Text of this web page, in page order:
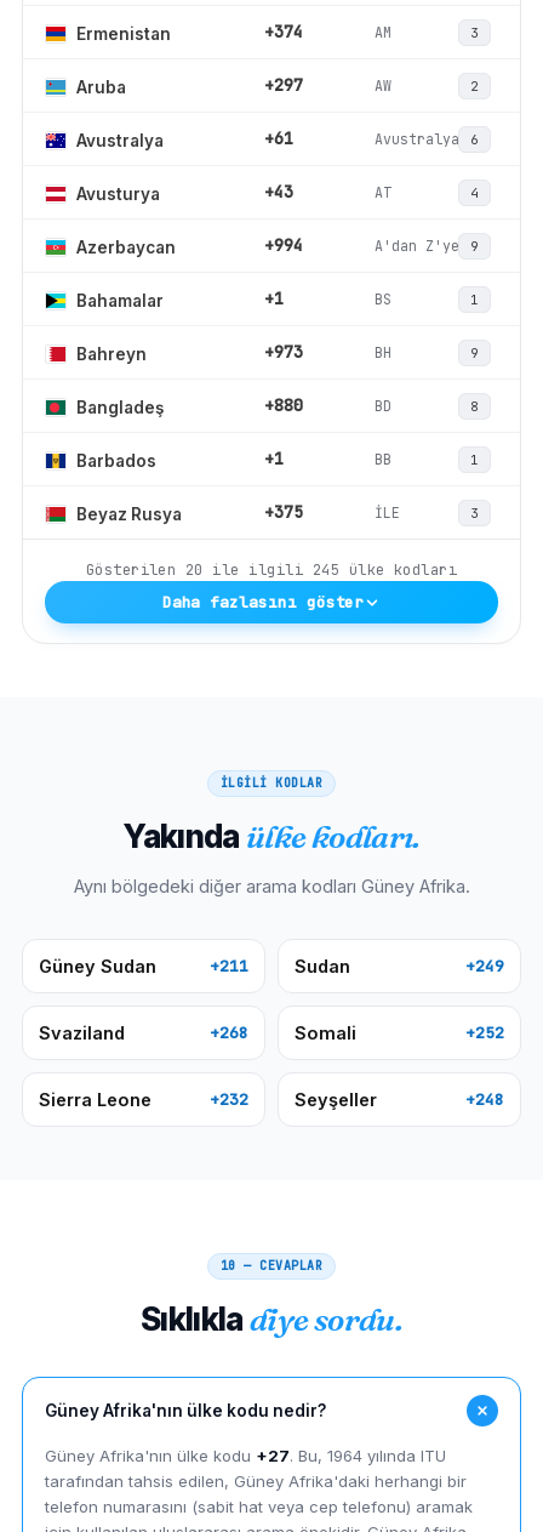
Ermenistan +374 AM 3
Aruba +297 AW 2
Avustralya +61 Avustralya 6
Avusturya +43 AT 4
Azerbaycan +994 A'dan Z'ye 9
Bahamalar +1 BS 1
Bahreyn +973 BH 9
Bangladeş +880 BD 8
Barbados +1 BB 1
Beyaz Rusya +375 İLE 3
Gösterilen 20 ile ilgili 245 ülke kodları
Daha fazlasını göster
İLGİLİ KODLAR
Yakında ülke kodları.
Aynı bölgedeki diğer arama kodları Güney Afrika.
Güney Sudan +211 Sudan +249
Svaziland +268 Somali +252
Sierra Leone +232 Seyşeller +248
10 — CEVAPLAR
Sıklıkladiye sordu.
Güney Afrika'nın ülke kodu nedir?
Güney Afrika'nın ülke kodu +27. Bu, 1964 yılında ITU
tarafından tahsis edilen, Güney Afrika'daki herhangi bir
telefon numarasını (sabit hat veya cep telefonu) aramak